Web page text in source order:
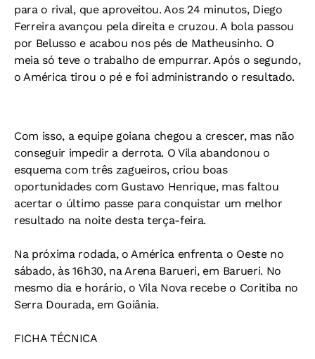
para o rival, que aproveitou. Aos 24 minutos, Diego
Ferreira avançou pela direita e cruzou. A bola passou
por Belusso e acabou nos pés de Matheusinho. O
meia só teve o trabalho de empurrar. Após o segundo,
o América tirou o pé e foi administrando o resultado.
Com isso, a equipe goiana chegou a crescer, mas não
conseguir impedir a derrota. O Vila abandonou o
esquema com três zagueiros, criou boas
oportunidades com Gustavo Henrique, mas faltou
acertar o último passe para conquistar um melhor
resultado na noite desta terça-feira.
Na próxima rodada, o América enfrenta o Oeste no
sábado, às 16h30, na Arena Barueri, em Barueri. No
mesmo dia e horário, o Vila Nova recebe o Coritiba no
Serra Dourada, em Goiânia.
FICHA TÉCNICA